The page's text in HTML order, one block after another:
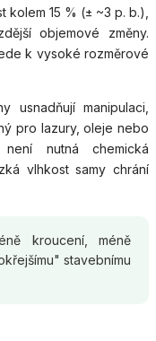
15 % (± ~3 p. b.),
objemové změny.
k vysoké rozměrové
usnadňují manipulaci,
pro lazury, oleje nebo
nutná chemická
vlhkost samy chrání
kroucení, méně
stavebnímu